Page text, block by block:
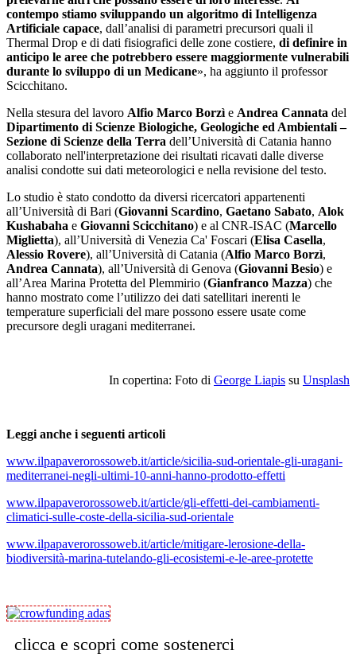
contempo stiamo sviluppando un algoritmo di Intelligenza
Artificiale capace, dall’analisi di parametri precursori quali il
Thermal Drop e di dati fisiografici delle zone costiere, di definire in
anticipo le aree che potrebbero essere maggiormente vulnerabili
durante lo sviluppo di un Medicane», ha aggiunto il professor
Scicchitano.
Nella stesura del lavoro Alfio Marco Borzì e Andrea Cannata del
Dipartimento di Scienze Biologiche, Geologiche ed Ambientali –
Sezione di Scienze della Terra dell’Università di Catania hanno
collaborato nell'interpretazione dei risultati ricavati dalle diverse
analisi condotte sui dati meteorologici e nella revisione del testo.
Lo studio è stato condotto da diversi ricercatori appartenenti
all’Università di Bari (Giovanni Scardino, Gaetano Sabato, Alok
Kushabaha e Giovanni Scicchitano) e al CNR-ISAC (Marcello
Miglietta), all’Università di Venezia Ca' Foscari (Elisa Casella,
Alessio Rovere), all’Università di Catania (Alfio Marco Borzì,
Andrea Cannata), all’Università di Genova (Giovanni Besio) e
all’Area Marina Protetta del Plemmirio (Gianfranco Mazza) che
hanno mostrato come l’utilizzo dei dati satellitari inerenti le
temperature superficiali del mare possono essere usate come
precursore degli uragani mediterranei.
In copertina: Foto di George Liapis su Unsplash
Leggi anche i seguenti articoli
www.ilpapaverorossoweb.it/article/sicilia-sud-orientale-gli-uragani-
mediterranei-negli-ultimi-10-anni-hanno-prodotto-effetti
www.ilpapaverorossoweb.it/article/gli-effetti-dei-cambiamenti-
climatici-sulle-coste-della-sicilia-sud-orientale
www.ilpapaverorossoweb.it/article/mitigare-lerosione-della-
biodiversità-marina-tutelando-gli-ecosistemi-e-le-aree-protette
clicca e scopri come sostenerci